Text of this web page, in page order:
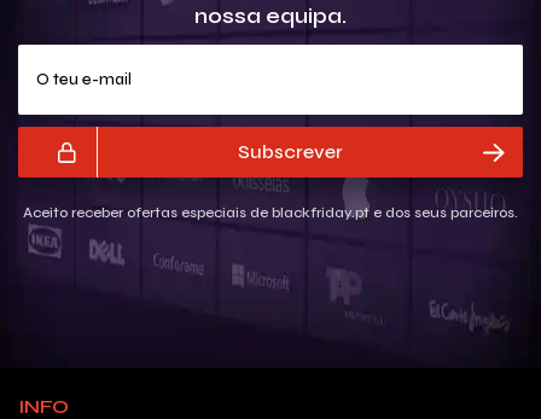
nossa equipa.
Subscrever
Aceito receber ofertas especiais de blackfriday.pt e dos seus parceiros.
INFO